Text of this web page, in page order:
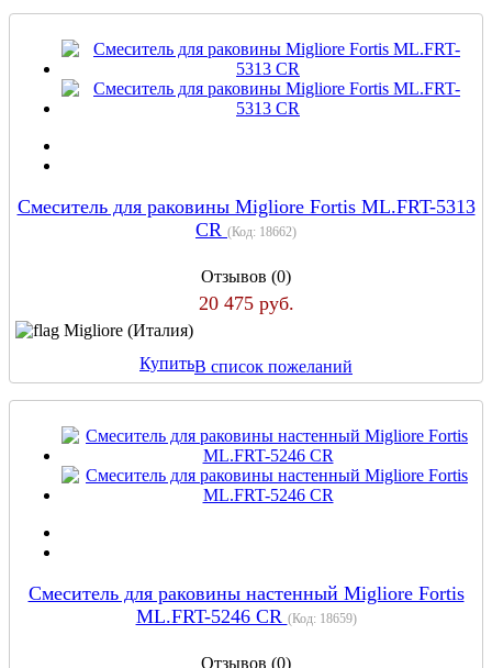
Смеситель для раковины Migliore Fortis ML.FRT-5313
CR (Код: 18662)
Отзывов (0)
20 475 руб.
Migliore (Италия)
КупитьВ список пожеланий
Смеситель для раковины настенный Migliore Fortis
ML.FRT-5246 CR (Код: 18659)
Отзывов (0)